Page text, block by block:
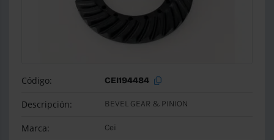
Código: CEI194484
Descripción: BEVEL GEAR & PINION
Marca: Cei